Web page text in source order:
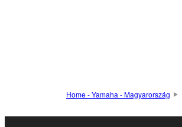
Home - Yamaha - Magyarország